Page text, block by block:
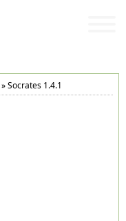
»Socrates 1.4.1